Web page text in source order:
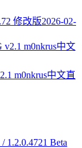
修改版2026-02-
m0nkrus中文直
1.2.0.4721 Beta